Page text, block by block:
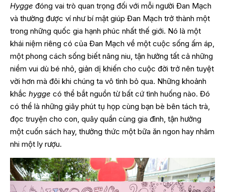
Hygge đóng vai trò quan trọng đối với mỗi người Đan Mạch
và thường được ví như bí mật giúp Đan Mạch trở thành một
trong những quốc gia hạnh phúc nhất thế giới. Nó là một
khái niệm riêng có của Đan Mạch về một cuộc sống ấm áp,
một phong cách sống biết nâng niu, tận hưởng tất cả những
niềm vui dù bé nhỏ, giản dị khiến cho cuộc đời trở nên tuyệt
vời hơn mà đôi khi chúng ta vô tình bỏ qua. Những khoảnh
khắc hygge có thể bắt nguồn từ bất cứ tình huống nào. Đó
có thể là những giây phút tụ họp cùng bạn bè bên tách trà,
đọc truyện cho con, quây quần cùng gia đình, tận hưởng
một cuốn sách hay, thưởng thức một bữa ăn ngon hay nhâm
nhi một ly rượu.